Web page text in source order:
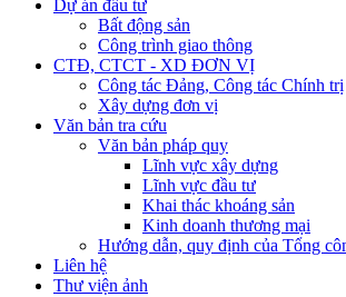
Dự án đầu tư
Bất động sản
Công trình giao thông
CTĐ, CTCT - XD ĐƠN VỊ
Công tác Đảng, Công tác Chính trị
Xây dựng đơn vị
Văn bản tra cứu
Văn bản pháp quy
Lĩnh vực xây dựng
Lĩnh vực đầu tư
Khai thác khoáng sản
Kinh doanh thương mại
Hướng dẫn, quy định của Tổng
Liên hệ
Thư viện ảnh